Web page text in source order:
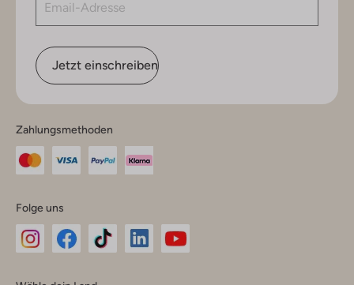
Jetzt einschreiben
Zahlungsmethoden
Folge uns